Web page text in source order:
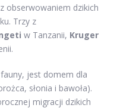
obserwowaniem dzikich
Trzy z
w Tanzanii, Kruger
jest domem dla
słonia i bawoła).
migracji dzikich